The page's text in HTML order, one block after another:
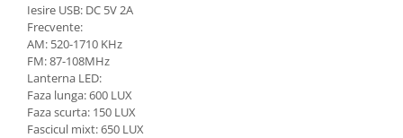
Iesire USB: DC 5V 2A
Frecvente:
AM: 520-1710 KHz
FM: 87-108MHz
Lanterna LED:
Faza lunga: 600 LUX
Faza scurta: 150 LUX
Fascicul mixt: 650 LUX